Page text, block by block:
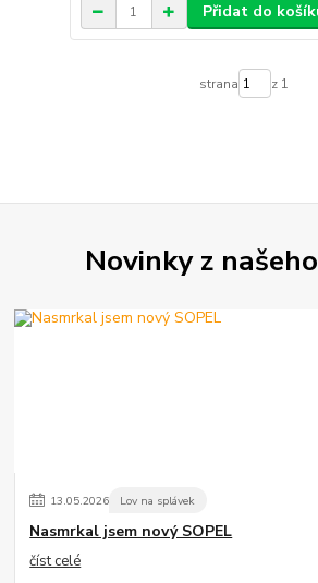
Přidat do
strana z 1
Novinky z
13.05.2026 Lov na splávek
Nasmrkal jsem nový SOPEL
číst celé